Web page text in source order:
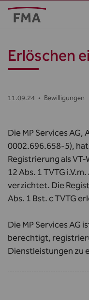
Erlöschen
11.09.24 • Bewilligungen
Die MP Services AG,
0002.696.658-5),
Registrierung als
12 Abs. 1 TVTG
verzichtet. Die
Abs. 1 Bst. c TVTG
Die MP Services AG
berechtigt,
Dienstleistungen zu